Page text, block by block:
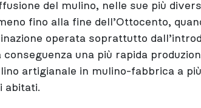
del mulino, nelle sue più
fino alla fine dell’Ottocento,
operata soprattutto
una più rapida
artigianale in mulino-fabbrica a
abitati.